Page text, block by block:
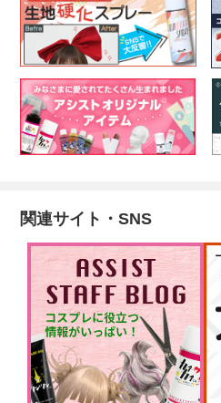
関連サイト・SNS